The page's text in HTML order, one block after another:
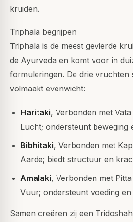
kruiden.
Triphala begrijpen
Triphala is de meest gevierde
de Ayurveda en komt voor in
formuleringen. De drie vruchten
volmaakt evenwicht:
Haritaki, Verbonden met
Lucht; ondersteunt beweging
Bibhitaki, Verbonden met
Aarde; biedt structuur en
Amalaki, Verbonden met
Vuur; ondersteunt voeding en
Samen creëren zij een